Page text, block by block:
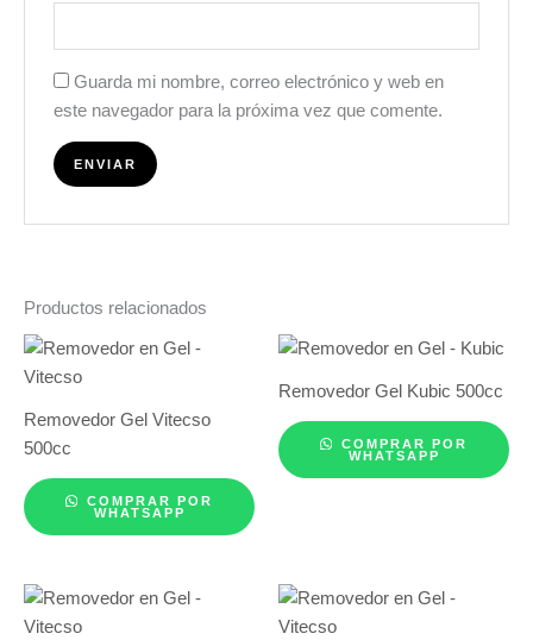
Guarda mi nombre, correo electrónico y web en
este navegador para la próxima vez que comente.
Productos relacionados
Removedor Gel Vitecso
500cc
COMPRAR POR
WHATSAPP
Removedor Gel Kubic 500cc
COMPRAR POR
WHATSAPP